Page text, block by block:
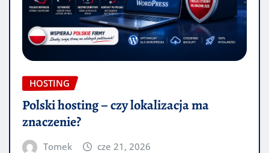
HOSTING
Polski hosting – czy lokalizacja ma
znaczenie?
Tomek cze 21, 2026